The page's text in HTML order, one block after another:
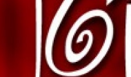
EPOCH TIMES
КИЇВ. NEWSROOM
ТЕЛЕБАЧЕННЯ